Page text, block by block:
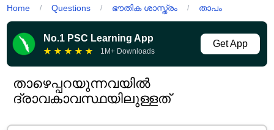
Home / Questions / ഭൗതിക ശാസ്ത്രം / താപം
No.1 PSC Learning App
★ ★ ★ ★ ★ 1M+ Downloads
Get App
താഴെപ്പറയുന്നവയിൽ
ദ്രാവകാവസ്ഥയിലുള്ളത്